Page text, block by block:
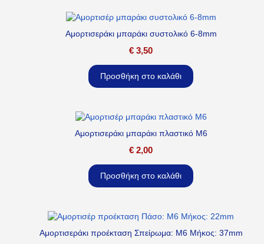
Αμορτισεράκι μπαράκι συστολικό 6-8mm
€ 3,50
Προσθήκη στο καλάθι
Αμορτισεράκι μπαράκι πλαστικό M6
€ 2,00
Προσθήκη στο καλάθι
Αμορτισεράκι προέκταση Σπείρωμα: M6 Μήκος: 37mm